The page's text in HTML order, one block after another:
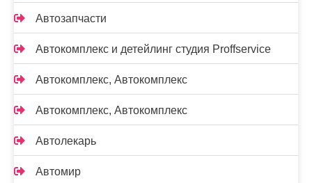
Автозапчасти
Автокомплекс и детейлинг студия Proffservice
Автокомплекс, Автокомплекс
Автокомплекс, Автокомплекс
Автолекарь
Автомир